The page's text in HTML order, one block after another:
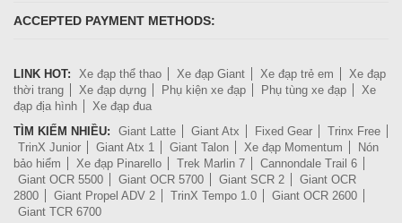
ACCEPTED PAYMENT METHODS:
LINK HOT: Xe đạp thể thao Xe đạp Giant Xe đạp trẻ em
Xe đạp
thời trang
Xe đạp dựng Phụ kiện xe đạp Phụ tùng xe đạp
Xe
đạp địa hình
Xe đạp đua
TÌM KIẾM NHIỀU:
Giant Latte Giant Atx Fixed Gear
Trinx Free
TrinX Junior
Giant Atx 1 Giant Talon Xe đạp Momentum
Nón
bảo hiểm
Xe đạp Pinarello Trek Marlin 7
Cannondale Trail 6
Giant OCR 5500
Giant OCR 5700 Giant SCR 2
Giant OCR
2800
Giant Propel ADV 2 TrinX Tempo 1.0
Giant OCR 2600
Giant TCR 6700